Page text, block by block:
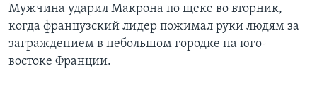
Мужчина ударил Макрона по щеке во вторник,
когда французский лидер пожимал руки людям за
заграждением в небольшом городке на юго-
востоке Франции.